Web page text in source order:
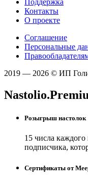
Поддержка
Контакты
О проекте
Соглашение
Персональные
2019 — 2026 © ИП
Розыгрыш настолок
15 числа
подписчика,
Сертификаты от